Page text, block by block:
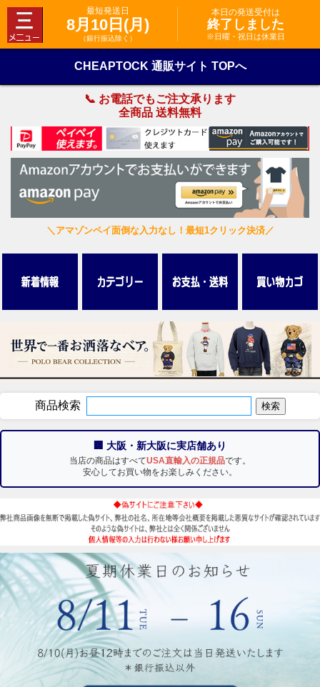
最短発送日
8月10日(月)
（銀行振込除く）
本日の発送受付は
終了しました
※日曜・祝日は休業日
CHEAPTOCK 通販サイト TOPへ
📞 お電話でもご注文承ります
全商品 送料無料
＼アマゾンペイ面倒な入力なし！最短1クリック決済／
商品検索
🏢 大阪・新大阪に実店舗あり
当店の商品はすべてUSA直輸入の正規品です。
安心してお買い物をお楽しみください。